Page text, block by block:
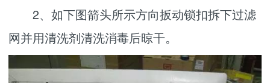
2、如下图箭头所示方向扳动锁扣拆下过滤
网并用清洗剂清洗消毒后晾干。